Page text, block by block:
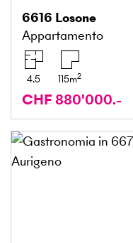
6616 Losone
Appartamento
4.5 115m2
CHF 880'000.-